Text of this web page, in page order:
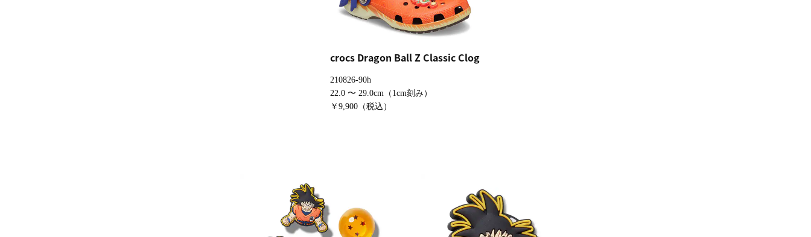
crocs Dragon Ball Z Classic Clog
210826-90h
22.0 〜 29.0cm（1cm刻み）
￥9,900（税込）